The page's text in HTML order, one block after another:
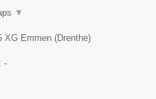
▼
XG Emmen (Drenthe)
-